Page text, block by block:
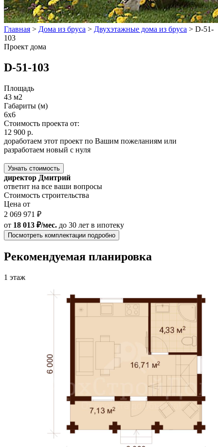
Главная > Дома из бруса > Двухэтажные дома из бруса > D-51-
103
Проект дома
D-51-103
Площадь
43 м2
Габариты (м)
6x6
Стоимость проекта от:
12 900 р.
доработаем этот проект по Вашим пожеланиям или
разработаем новый с нуля
Узнать стоимость
директор Дмитрий
ответит на все ваши вопросы
Стоимость строительства
Цена от
2 069 971 ₽
от 18 013 ₽/мес. до 30 лет в ипотеку
Посмотреть комплектации подробно
Рекомендуемая планировка
1 этаж